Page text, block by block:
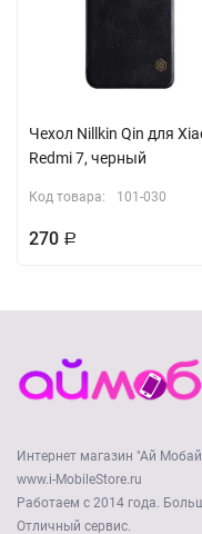
Чехол Nillkin Qin для
Redmi 7, черный
Код товара: 101-030
270 Р
Интернет магазин "Ай
www.i-MobileStore.ru
Работаем с 2014 года.
Отличный сервис.